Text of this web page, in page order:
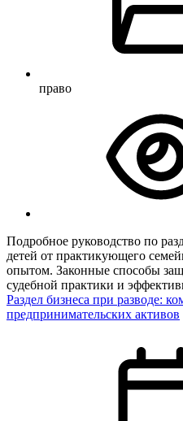
право
Подробное руководство по
детей от практикующего
опытом. Законные способы
судебной практики и
Раздел бизнеса при разводе:
предпринимательских активов